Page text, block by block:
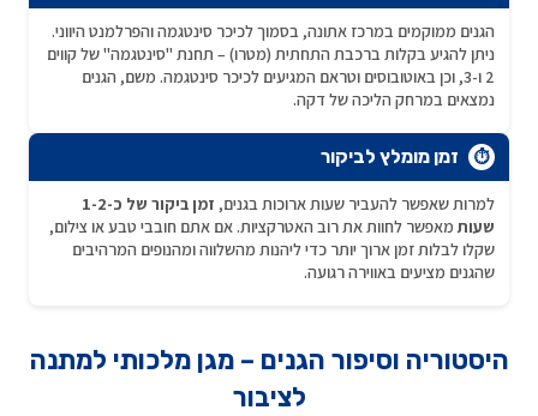
הגנים ממוקמים במרכז אתונה, בסמוך לכיכר סינטגמה והפרלמנט היווני.
ניתן להגיע בקלות ברכבת התחתית (מטרו) – תחנת "סינטגמה" של קווים
2 ו-3, וכן באוטובוסים וטראם המגיעים לכיכר סינטגמה. משם, הגנים
נמצאים במרחק הליכה של דקה.
⏱️ זמן מומלץ לביקור
למרות שאפשר להעביר שעות ארוכות בגנים,
זמן ביקור של כ-1-2
שעותמאפשר לחוות את רוב האטרקציות. אם אתם חובבי טבע או צילום,
שקלו לבלות זמן ארוך יותר כדי ליהנות מהשלווה ומהנופים המרהיבים
שהגנים מציעים באווירה רגועה.
היסטוריה וסיפור הגנים – מגן מלכותי למתנה
לציבור